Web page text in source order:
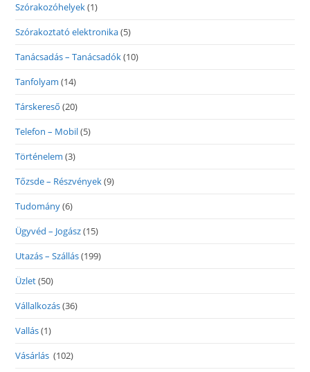
Szórakozóhelyek(1)
Szórakoztató elektronika(5)
Tanácsadás – Tanácsadók(10)
Tanfolyam (14)
Társkereső (20)
Telefon – Mobil(5)
Történelem (3)
Tőzsde – Részvények(9)
Tudomány(6)
Ügyvéd – Jogász(15)
Utazás – Szállás(199)
Üzlet(50)
Vállalkozás(36)
Vallás(1)
Vásárlás (102)